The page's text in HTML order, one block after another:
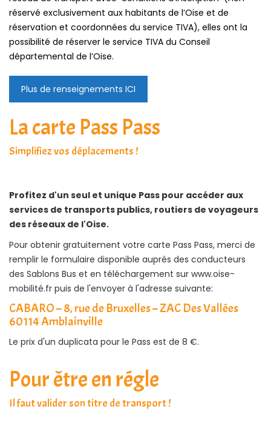
réservé exclusivement aux habitants de l’Oise et de
réservation et coordonnées du service TIVA), elles ont la
possibilité de réserver le service TIVA du Conseil
départemental de l’Oise.
Plus de renseignements ICI
La carte Pass Pass
Simplifiez vos déplacements !
Profitez d'un seul et unique Pass pour accéder aux
services de transports publics, routiers de voyageurs
des réseaux de l'Oise.
Pour obtenir gratuitement votre carte Pass Pass, merci de
remplir le formulaire disponible auprès des conducteurs
des Sablons Bus et en téléchargement sur www.oise-
mobilité.fr puis de l'envoyer à l'adresse suivante:
CABARO – 8, rue de Bruxelles – ZAC Des Vallées
60114 Amblainville
Le prix d'un duplicata pour le Pass est de 8 €.
Pour être en régle
Il faut valider son titre de transport !